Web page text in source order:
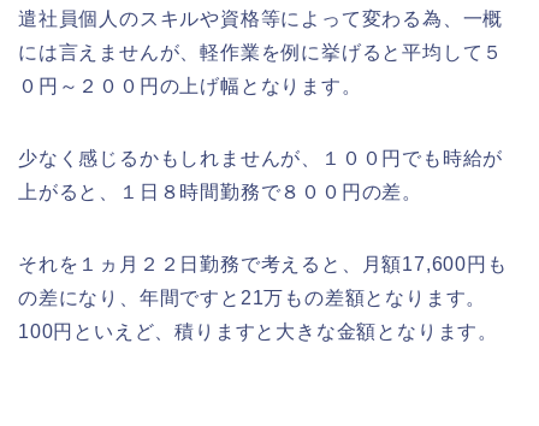
遣社員個人のスキルや資格等によって変わる為、一概
には言えませんが、軽作業を例に挙げると平均して５
０円～２００円の上げ幅となります。
少なく感じるかもしれませんが、１００円でも時給が
上がると、１日８時間勤務で８００円の差。
それを１ヵ月２２日勤務で考えると、月額17,600円も
の差になり、年間ですと21万もの差額となります。
100円といえど、積りますと大きな金額となります。